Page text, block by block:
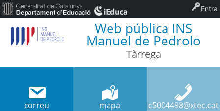
Web pública INS
Manuel de Pedrolo
Tàrrega
correu mapa c5004498@xtec.cat
Entra